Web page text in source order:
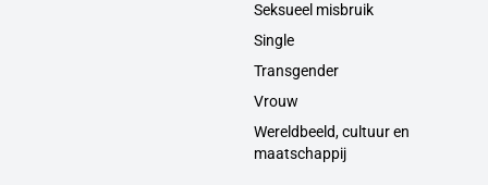
Seksueel misbruik
Single
Transgender
Vrouw
Wereldbeeld, cultuur en
maatschappij